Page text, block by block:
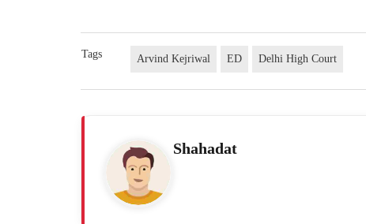
Tags Arvind Kejriwal ED Delhi High Court
Shahadat